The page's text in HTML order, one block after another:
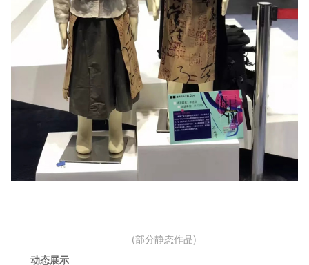
(部分静态作品)
动态展示